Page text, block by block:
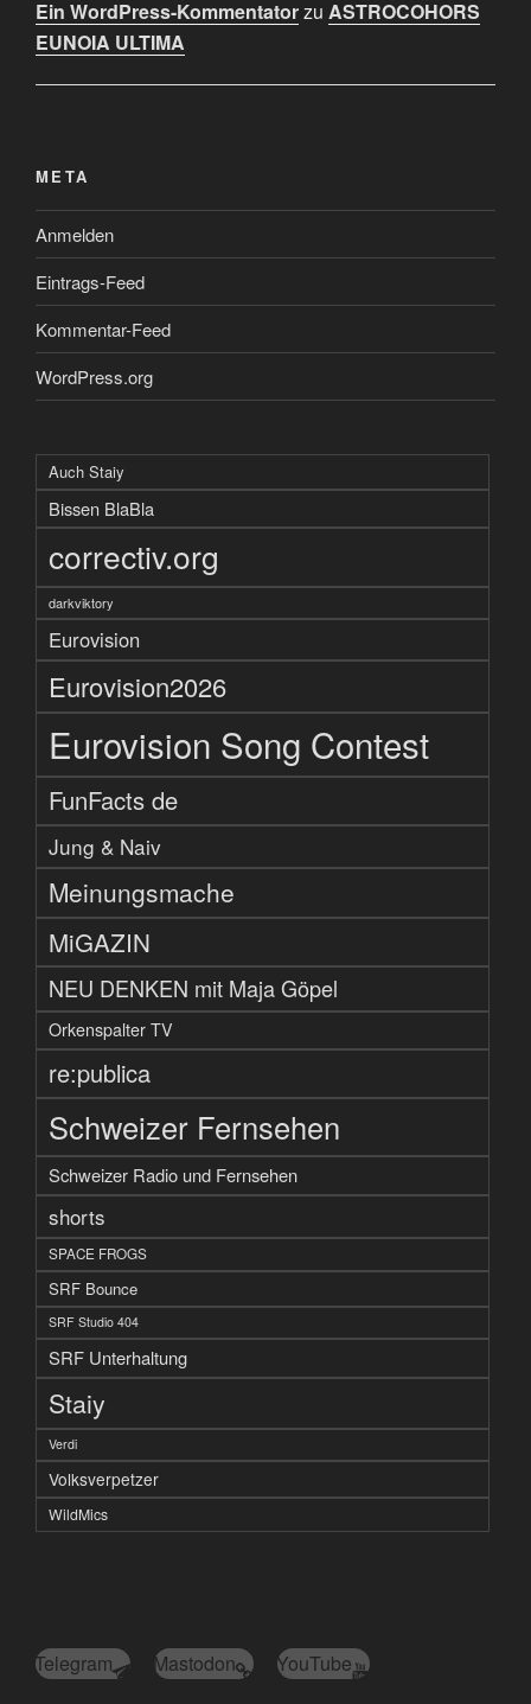
Ein WordPress-Kommentatorzu ASTROCOHORS
EUNOIA ULTIMA
META
Anmelden
Eintrags-Feed
Kommentar-Feed
WordPress.org
Auch Staiy
Bissen BlaBla
correctiv.org
darkviktory
Eurovision
Eurovision2026
Eurovision Song Contest
FunFacts de
Jung & Naiv
Meinungsmache
MiGAZIN
NEU DENKEN mit Maja Göpel
Orkenspalter TV
re:publica
Schweizer Fernsehen
Schweizer Radio und Fernsehen
shorts
SPACE FROGS
SRF Bounce
SRF Studio 404
SRF Unterhaltung
Staiy
Verdi
Volksverpetzer
WildMics
Telegram Mastodon YouTube